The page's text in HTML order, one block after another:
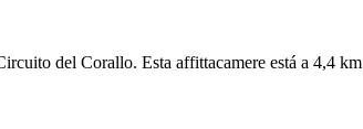
del Corallo. Esta affittacamere está a 4,4